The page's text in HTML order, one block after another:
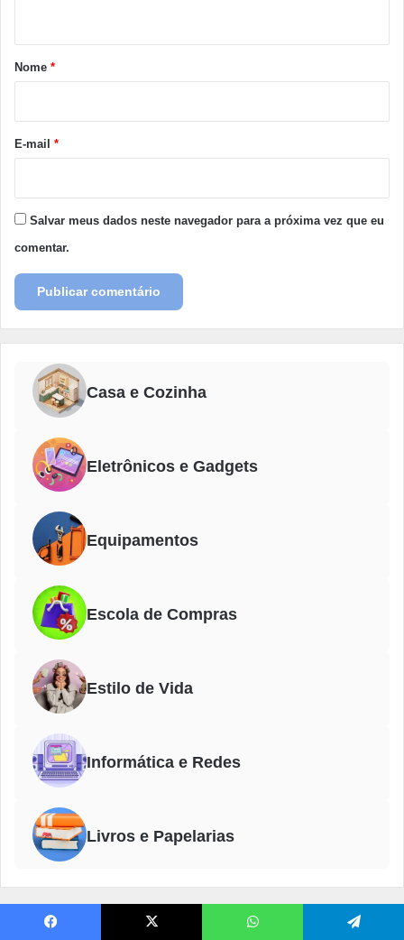
r
*
Nome *
E-mail *
Salvar meus dados neste navegador para a próxima vez que eu
comentar.
Casa e Cozinha
Eletrônicos e Gadgets
Equipamentos
Escola de Compras
Estilo de Vida
Informática e Redes
Livros e Papelarias
O Guia de Compra foi feito para simplificar sua decisão e facilitar